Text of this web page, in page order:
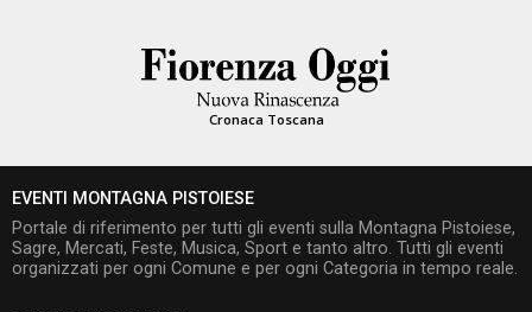
Cronaca Toscana
EVENTI MONTAGNA PISTOIESE
Portale di riferimento per tutti gli eventi sulla Montagna Pistoiese,
Sagre, Mercati, Feste, Musica, Sport e tanto altro. Tutti gli eventi
organizzati per ogni Comune e per ogni Categoria in tempo reale.